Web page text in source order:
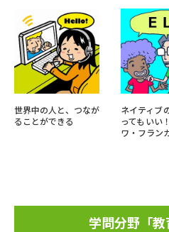
世界中の人と、つなが
ることができる
ネイティブ
ってもい
ワ・フラン
学問分野「